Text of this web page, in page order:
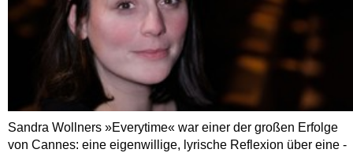
Sandra Wollners »Everytime« war einer der großen Erfolge
von Cannes: eine eigenwillige, lyrische Reflexion über eine ­